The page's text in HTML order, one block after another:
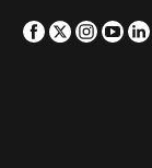
ナショナル神戸新長田駅前
Facebook
Twitter